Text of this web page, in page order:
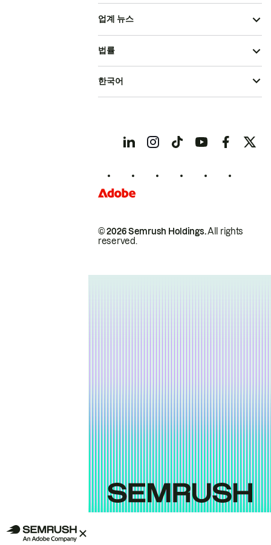
업계 뉴스
© 2026 Semrush Holdings.All rights
reserved.
법률
한국어